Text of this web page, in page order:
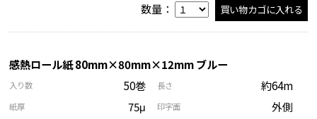
数量：
感熱ロール紙 80mm×80mm×12mm ブルー
入り数 50巻 長さ 約64m
紙厚 75μ 印字面 外側